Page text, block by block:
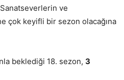
ve
çok keyifli bir sezon olacağına
beklediği 18. sezon, 3